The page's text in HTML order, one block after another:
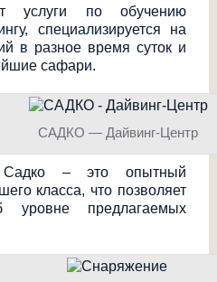
услуги по обучению
специализируется на
в разное время суток и
сафари.
САДКО — Дайвинг-Центр
Садко – это опытный
класса, что позволяет
уровне предлагаемых